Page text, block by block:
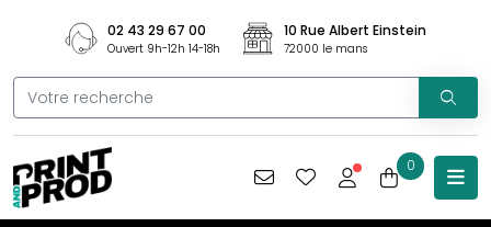
02 43 29 67 00
Ouvert 9h-12h 14-18h
10 Rue Albert Einstein
72000 le mans
0